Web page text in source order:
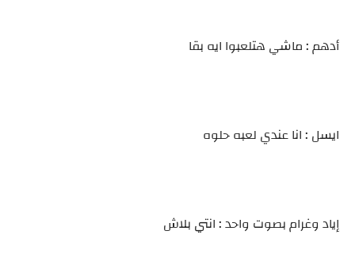
أدهم : ماشي هتلعبوا ايه بقا
ايسل : انا عندي لعبه حلوه
إياد وغرام بصوت واحد : انتي بلاش